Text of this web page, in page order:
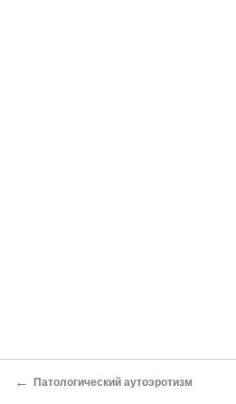
← Патологический аутоэротизм